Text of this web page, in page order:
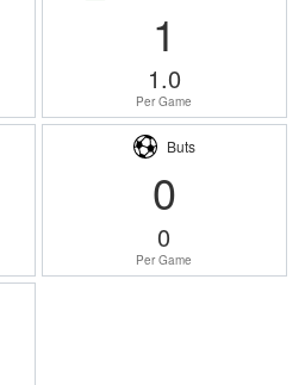
1
1.0
Per Game
Buts
0
0
Per Game